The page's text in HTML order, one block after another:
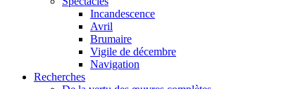
Incandescence
Avril
Brumaire
Vigile de décembre
Navigation
Recherches